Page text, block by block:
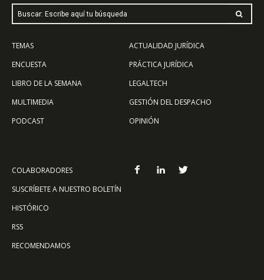
Buscar: Escribe aquí tu búsqueda
TEMAS
ENCUESTA
LIBRO DE LA SEMANA
MULTIMEDIA
PODCAST
ACTUALIDAD JURÍDICA
PRÁCTICA JURÍDICA
LEGALTECH
GESTIÓN DEL DESPACHO
OPINIÓN
COLABORADORES
SUSCRÍBETE A NUESTRO BOLETÍN
HISTÓRICO
RSS
RECOMENDAMOS